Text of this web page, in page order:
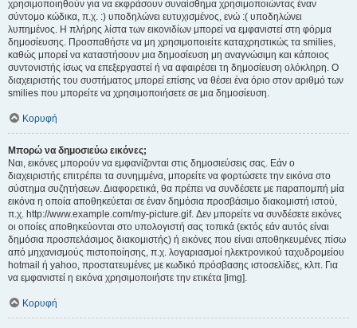
χρησιμοποιηθούν για να εκφράσουν συναίσθημα χρησιμοποιώντας έναν
σύντομο κώδικα, π.χ. :) υποδηλώνει ευτυχισμένος, ενώ :( υποδηλώνει
λυπημένος. Η πλήρης λίστα των εικονιδίων μπορεί να εμφανιστεί στη φόρμα
δημοσίευσης. Προσπαθήστε να μη χρησιμοποιείτε καταχρηστικώς τα smilies,
καθώς μπορεί να καταστήσουν μια δημοσίευση μη αναγνώσιμη και κάποιος
συντονιστής ίσως να επεξεργαστεί ή να αφαιρέσει τη δημοσίευση ολόκληρη. Ο
διαχειριστής του συστήματος μπορεί επίσης να θέσει ένα όριο στον αριθμό των
smilies που μπορείτε να χρησιμοποιήσετε σε μια δημοσίευση.
Κορυφή
Μπορώ να δημοσιεύω εικόνες;
Ναι, εικόνες μπορούν να εμφανίζονται στις δημοσιεύσεις σας. Εάν ο
διαχειριστής επιτρέπει τα συνημμένα, μπορείτε να φορτώσετε την εικόνα στο
σύστημα συζητήσεων. Διαφορετικά, θα πρέπει να συνδέσετε με παραπομπή μία
εικόνα η οποία αποθηκεύεται σε έναν δημόσια προσβάσιμο διακομιστή ιστού,
π.χ. http://www.example.com/my-picture.gif. Δεν μπορείτε να συνδέσετε εικόνες
οι οποίες αποθηκεύονται στο υπολογιστή σας τοπικά (εκτός εάν αυτός είναι
δημόσια προσπελάσιμος διακομιστής) ή εικόνες που είναι αποθηκευμένες πίσω
από μηχανισμούς πιστοποίησης, π.χ. λογαριασμοί ηλεκτρονικού ταχυδρομείου
hotmail ή yahoo, προστατευμένες με κωδικό πρόσβασης ιστοσελίδες, κλπ. Για
να εμφανιστεί η εικόνα χρησιμοποιήστε την ετικέτα [img].
Κορυφή